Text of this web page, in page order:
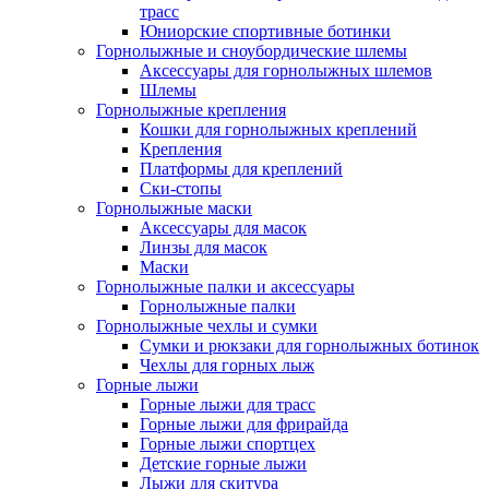
трасс
Юниорские спортивные ботинки
Горнолыжные и сноубордические шлемы
Аксессуары для горнолыжных шлемов
Шлемы
Горнолыжные крепления
Кошки для горнолыжных креплений
Крепления
Платформы для креплений
Ски-стопы
Горнолыжные маски
Аксессуары для масок
Линзы для масок
Маски
Горнолыжные палки и аксессуары
Горнолыжные палки
Горнолыжные чехлы и сумки
Сумки и рюкзаки для горнолыжных ботинок
Чехлы для горных лыж
Горные лыжи
Горные лыжи для трасс
Горные лыжи для фрирайда
Горные лыжи спортцех
Детские горные лыжи
Лыжи для скитура